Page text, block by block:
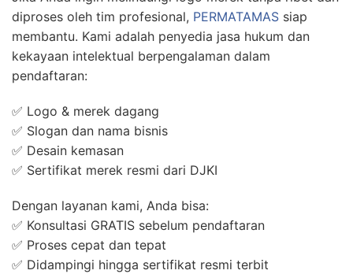
diproses oleh tim profesional, PERMATAMAS siap
membantu. Kami adalah penyedia jasa hukum dan
kekayaan intelektual berpengalaman dalam
pendaftaran:
✅ Logo & merek dagang
✅ Slogan dan nama bisnis
✅ Desain kemasan
✅ Sertifikat merek resmi dari DJKI
Dengan layanan kami, Anda bisa:
✅ Konsultasi GRATIS sebelum pendaftaran
✅ Proses cepat dan tepat
✅ Didampingi hingga sertifikat resmi terbit